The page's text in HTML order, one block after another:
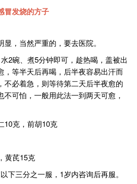
冒发烧的方子
，当然严重的，要去医院。
2碗、煮5分钟即可，趁热喝，盖被出
，等半天后再喝，后半夜容易出汗而
不必着急，则等待第二天后半夜愈的
可怕，一般用此法一到两天可愈，
10克，前胡10克
黄芪15克
下三分之一服，1岁内咨询后再服。